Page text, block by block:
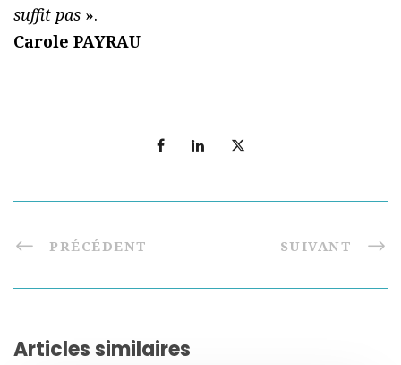
suffit pas ».
Carole PAYRAU
PRÉCÉDENT SUIVANT
Articles similaires